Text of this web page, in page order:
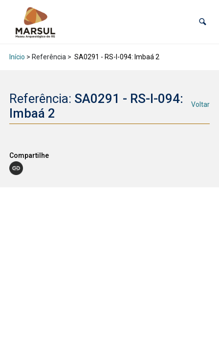
Início > Referência > SA0291 - RS-I-094: Imbaá 2
Referência: SA0291 - RS-I-094:
Imbaá 2
Voltar
Compartilhe